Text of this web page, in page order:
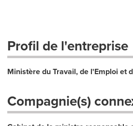
Profil de l'entreprise
Ministère du Travail, de l'Emploi et
Compagnie(s)